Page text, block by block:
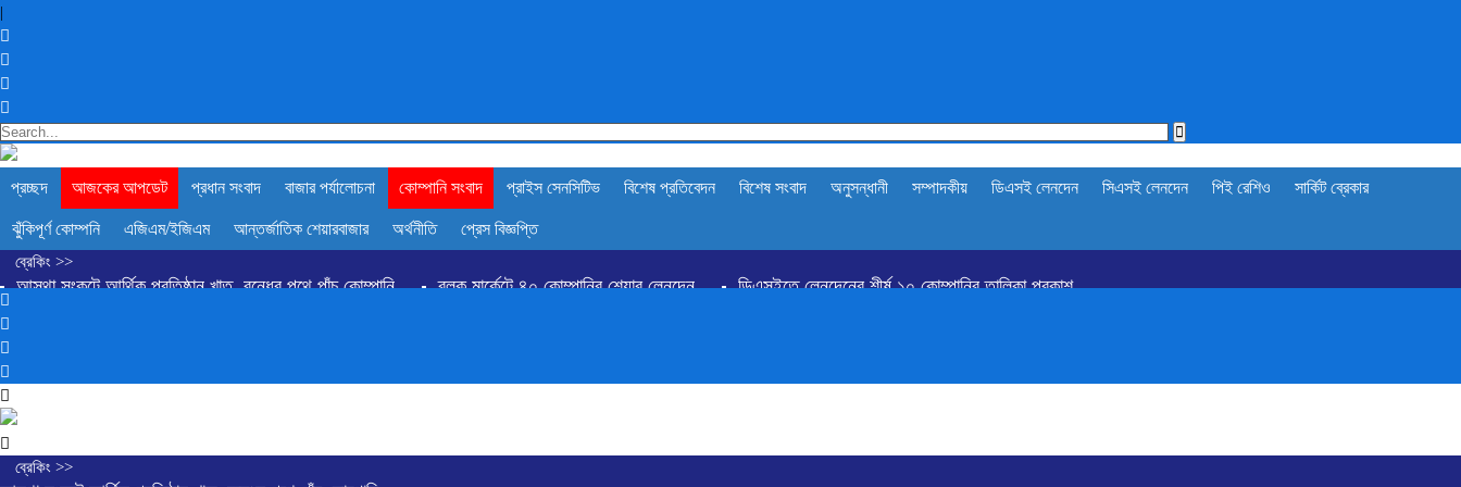
|
প্রচ্ছদ আজকের আপডেট প্রধান সংবাদ বাজার পর্যালোচনা কোম্পানি সংবাদ প্রাইস সেনসিটিভ বিশেষ প্রতিবেদন বিশেষ সংবাদ অনুসন্ধানী সম্পাদকীয় ডিএসই লেনদেন সিএসই লেনদেন পিই রেশিও সার্কিট ব্রেকার
ঝুঁকিপূর্ণ কোম্পনি এজিএম/ইজিএম আন্তর্জাতিক শেয়ারবাজার অর্থনীতি প্রেস বিজ্ঞপ্তি
ব্রেকিং >>
আস্থা সংকটে আর্থিক প্রতিষ্ঠান খাত, বন্ধের পথে পাঁচ কোম্পানি ব্লক মার্কেটে ৪০ কোম্পানির শেয়ার লেনদেন
ডিএসইতে লেনদেনের শীর্ষ ১০ কোম্পানির তালিকা প্রকাশ
ইউরোপে সম্প্রসারণ কৌশলে নতুন মাইলফলক, পর্তুগালে রেনাটার প্রথম চালান
ব্রেকিং >>